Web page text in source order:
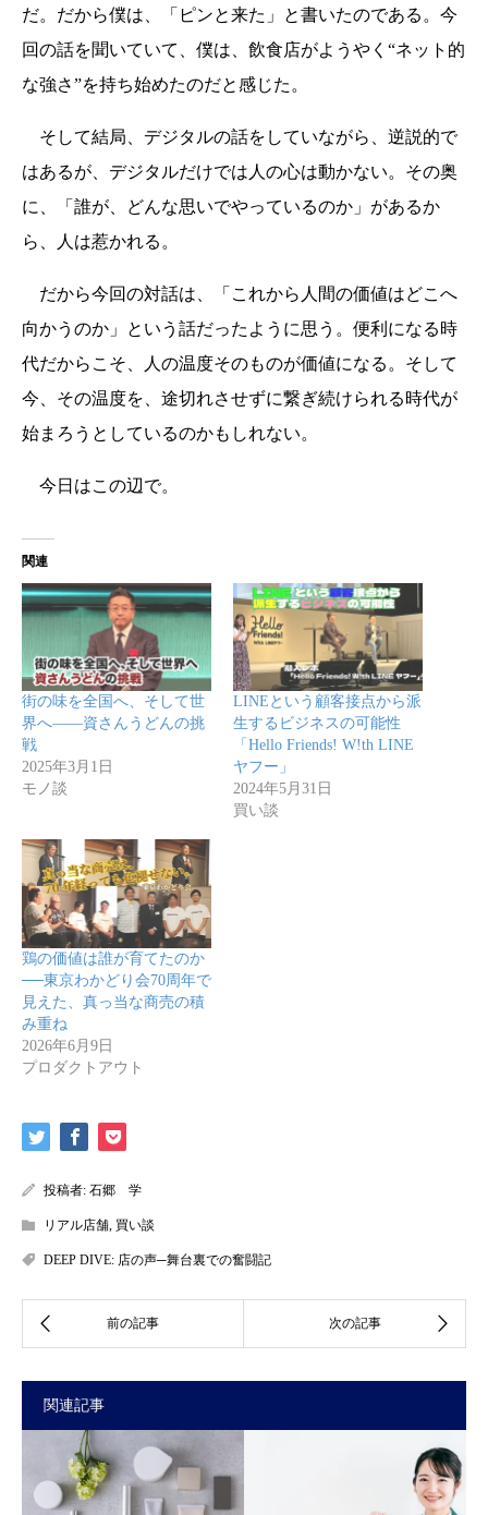
だ。だから僕は、「ピンと来た」と書いたのである。今
回の話を聞いていて、僕は、飲食店がようやく“ネット的
な強さ”を持ち始めたのだと感じた。
そして結局、デジタルの話をしていながら、逆説的で
はあるが、デジタルだけでは人の心は動かない。その奥
に、「誰が、どんな思いでやっているのか」があるか
ら、人は惹かれる。
だから今回の対話は、「これから人間の価値はどこへ
向かうのか」という話だったように思う。便利になる時
代だからこそ、人の温度そのものが価値になる。そして
今、その温度を、途切れさせずに繋ぎ続けられる時代が
始まろうとしているのかもしれない。
今日はこの辺で。
関連
街の味を全国へ、そして世
界へ――資さんうどんの挑
戦
2025年3月1日
モノ談
LINEという顧客接点から派
生するビジネスの可能性
「Hello Friends! W!th LINE
ヤフー」
2024年5月31日
買い談
鶏の価値は誰が育てたのか
──東京わかどり会70周年で
見えた、真っ当な商売の積
み重ね
2026年6月9日
プロダクトアウト
投稿者: 石郷 学
リアル店舗 買い談
DEEP DIVE: 店の声─舞台裏での奮闘記
関連記事